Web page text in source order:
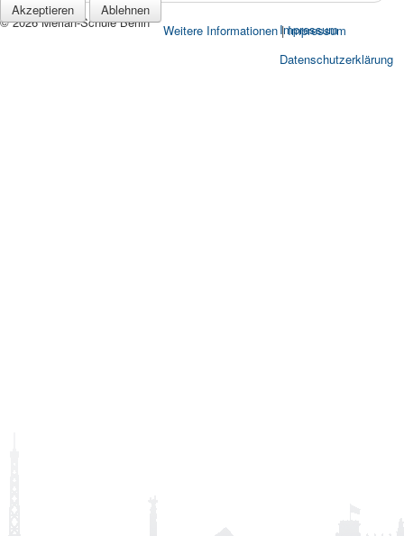
Impressum
Datenschutzerklärung
© 2026 Merian-Schule Berlin
Akzeptieren
Ablehnen
Weitere Informationen|Impressum